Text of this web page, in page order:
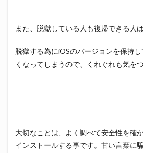
また、脱獄している人も復帰できる人
脱獄する為にiOSのバージョンを保持
くなってしまうので、くれぐれも気を
大切なことは、よく調べて安全性を確
インストールする事です。甘い言葉に